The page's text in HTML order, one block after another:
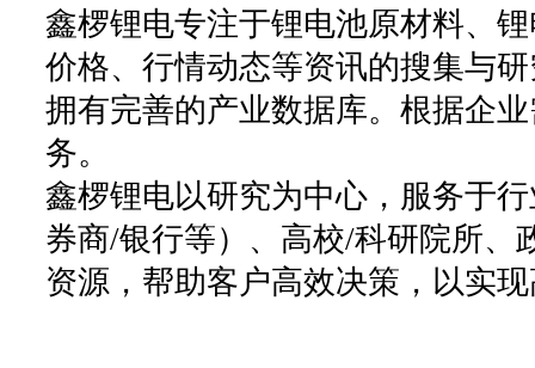
鑫椤锂电专注于锂电池原材料、
价格、行情动态等资讯的搜集与
拥有完善的产业数据库。根据企
务。
鑫椤锂电以研究为中心，服务于
券商/银行等）、高校/科研院所、
资源，帮助客户高效决策，以实